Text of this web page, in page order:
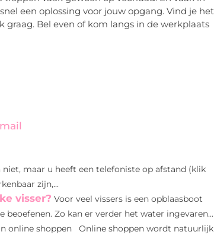
een oplossing voor jouw opgang. Vind je het
graag. Bel even of kom langs in de werkplaats
maar u heeft een telefoniste op afstand (klik
zijn,...
visser? Voor veel vissers is een opblaasboot
Zo kan er verder het water ingevaren...
online shoppen Online shoppen wordt natuurlijk